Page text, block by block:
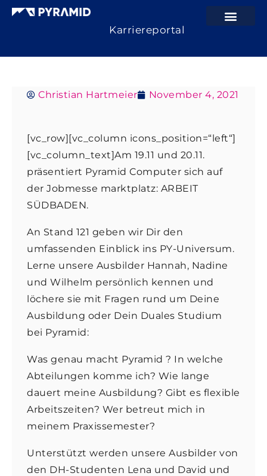
Karriereportal
Christian Hartmeier November 4, 2021
[vc_row][vc_column icons_position=“left“]
[vc_column_text]Am 19.11 und 20.11.
präsentiert Pyramid Computer sich auf
der Jobmesse marktplatz: ARBEIT
SÜDBADEN.
An Stand 121 geben wir Dir den
umfassenden Einblick ins PY-Universum.
Lerne unsere Ausbilder Hannah, Nadine
und Wilhelm persönlich kennen und
löchere sie mit Fragen rund um Deine
Ausbildung oder Dein Duales Studium
bei Pyramid:
Was genau macht Pyramid ? In welche
Abteilungen komme ich? Wie lange
dauert meine Ausbildung? Gibt es flexible
Arbeitszeiten? Wer betreut mich in
meinem Praxissemester?
Unterstützt werden unsere Ausbilder von
den DH-Studenten Lena und David und